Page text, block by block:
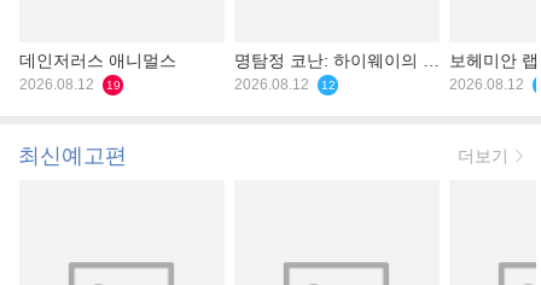
데인저러스 애니멀스
2026.08.12 19
명탐정 코난: 하이웨이의 타
천사
2026.08.12 12
보헤미안
2026.08.12
최신예고편 더보기